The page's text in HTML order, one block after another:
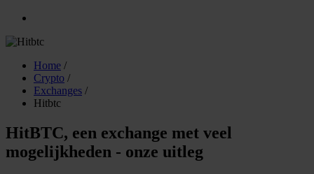
Home /
Crypto /
Exchanges /
Hitbtc
HitBTC, een exchange met veel
mogelijkheden - onze uitleg